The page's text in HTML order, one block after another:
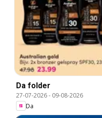
Da folder
27-07-2026- 09-08-2026
Da